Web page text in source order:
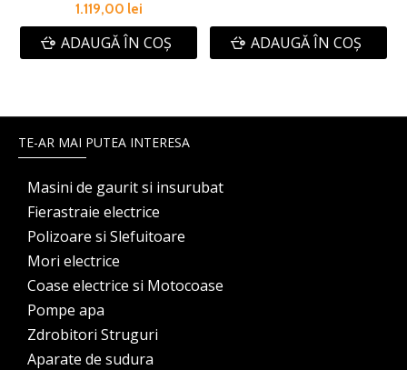
1.119,00 lei
ADAUGĂ ÎN COŞ ADAUGĂ ÎN COŞ
TE-AR MAI PUTEA INTERESA
Masini de gaurit si insurubat
Fierastraie electrice
Polizoare si Slefuitoare
Mori electrice
Coase electrice si Motocoase
Pompe apa
Zdrobitori Struguri
Aparate de sudura